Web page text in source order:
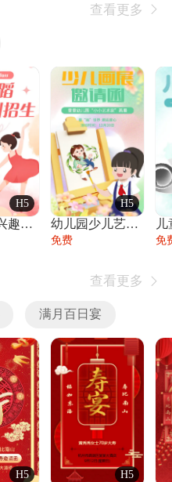
查看更多 
H5
少儿舞蹈兴趣班艺术培训学校招生宣传
H5
幼儿园少儿艺术展览绘画展摄影作品展美术展
免费 免
查看更多 
满月百日宴
H5 H5